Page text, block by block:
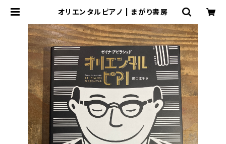
オリエンタルピアノ | まがり書房